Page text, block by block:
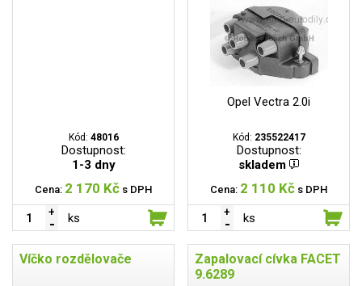
Kód: 48016
Dostupnost:
1-3 dny
Cena: 2 170 Kč s DPH
ks
Opel Vectra 2.0i
Kód: 235522417
Dostupnost:
skladem
Cena: 2 110 Kč s DPH
ks
Víčko rozdělovače
Zapalovací cívka FACET
9.6289